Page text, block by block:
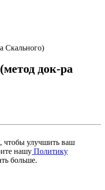
Скального)
док-ра
, чтобы улучшить ваш
нашу Политику
больше.